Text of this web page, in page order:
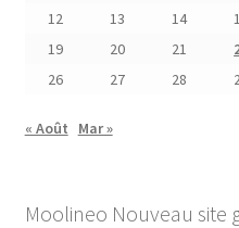
12
13 14
19
20 21
26
27 28
« Août Mar »
Moolineo Nouveau site